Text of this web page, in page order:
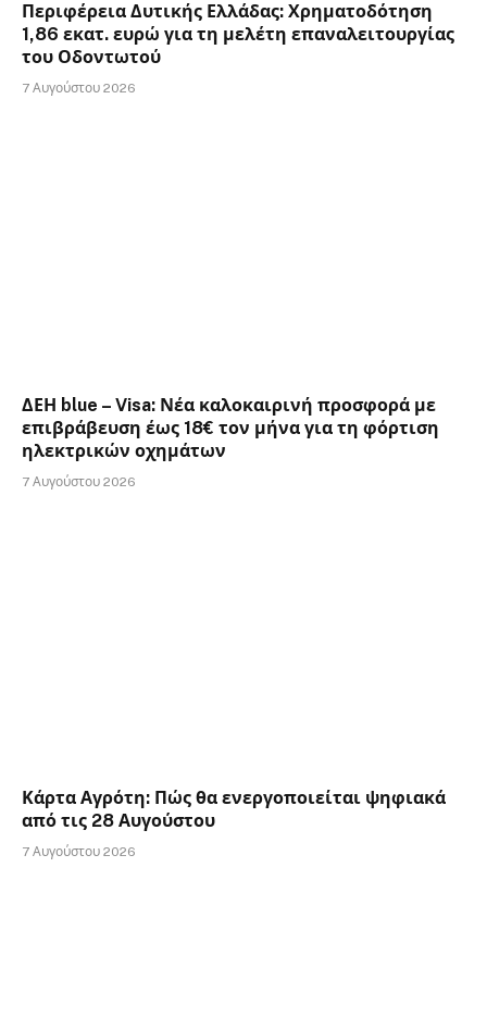
Περιφέρεια Δυτικής Ελλάδας: Χρηματοδότηση
1,86 εκατ. ευρώ για τη μελέτη επαναλειτουργίας
του Οδοντωτού
7 Αυγούστου 2026
ΔΕΗ blue – Visa: Νέα καλοκαιρινή προσφορά με
επιβράβευση έως 18€ τον μήνα για τη φόρτιση
ηλεκτρικών οχημάτων
7 Αυγούστου 2026
Κάρτα Αγρότη: Πώς θα ενεργοποιείται ψηφιακά
από τις 28 Αυγούστου
7 Αυγούστου 2026